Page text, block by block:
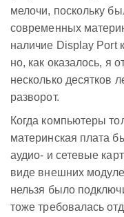
мелочи, поскольку
современных
наличие Display Port
но, как оказалось, я
несколько десятков
разворот.
Когда компьютеры
материнская плата
аудио- и сетевые
виде внешних
нельзя было
тоже требовалась